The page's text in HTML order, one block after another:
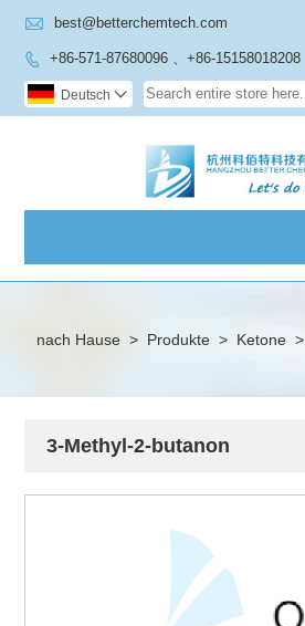
 best@betterchemtech.com
 +86-571-87680096 、+86-15158018208
Deutsch 
nach Hause > Produkte > Ketone >
3-Methyl-2-butanon